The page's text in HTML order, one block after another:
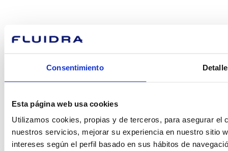
Consentimiento
Esta página web usa cookies
Utilizamos cookies, propias y de terceros, para asegurar el
nuestros servicios, mejorar su experiencia en nuestro sitio
intereses según el perfil basado en sus hábitos de
¿En qué
ayudarte?